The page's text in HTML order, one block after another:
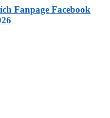
Fanpage Facebook